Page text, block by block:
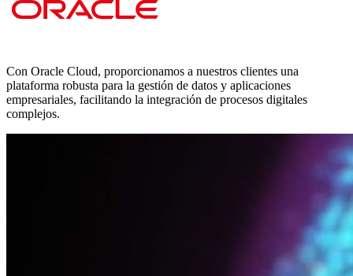
Con Oracle Cloud, proporcionamos a nuestros clientes una
plataforma robusta para la gestión de datos y aplicaciones
empresariales, facilitando la integración de procesos digitales
complejos.